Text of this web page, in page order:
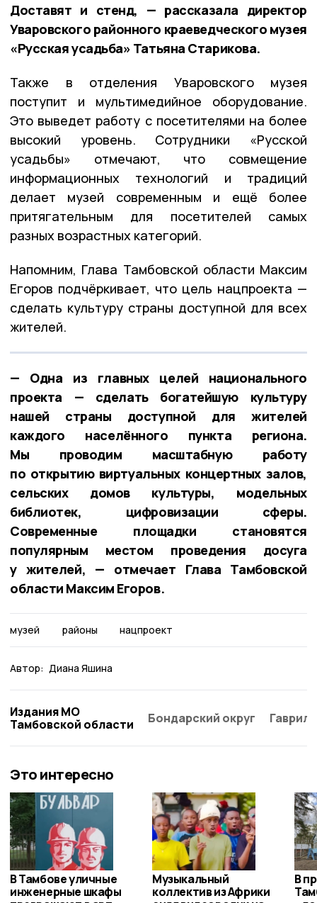
Доставят и стенд, — рассказала директор
Уваровского районного краеведческого музея
«Русская усадьба» Татьяна Старикова.
Также в отделения Уваровского музея
поступит и мультимедийное оборудование.
Это выведет работу с посетителями на более
высокий уровень. Сотрудники «Русской
усадьбы» отмечают, что совмещение
информационных технологий и традиций
делает музей современным и ещё более
притягательным для посетителей самых
разных возрастных категорий.
Напомним, Глава Тамбовской области Максим
Егоров подчёркивает, что цель нацпроекта —
сделать культуру страны доступной для всех
жителей.
— Одна из главных целей национального
проекта — сделать богатейшую культуру
нашей страны доступной для жителей
каждого населённого пункта региона.
Мы проводим масштабную работу
по открытию виртуальных концертных залов,
сельских домов культуры, модельных
библиотек, цифровизации сферы.
Современные площадки становятся
популярным местом проведения досуга
у жителей, — отмечает Глава Тамбовской
области Максим Егоров.
музей районы нацпроект
Автор: Диана Яшина
Издания МО
Тамбовской области
Бондарский округ
Это интересно
В Тамбове уличные
инженерные шкафы
Музыкальный
коллектив из Африки
В